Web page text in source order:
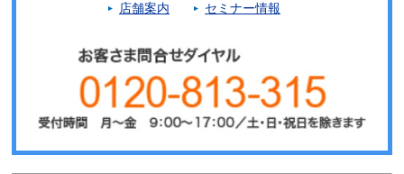
店舗案内 セミナー情報